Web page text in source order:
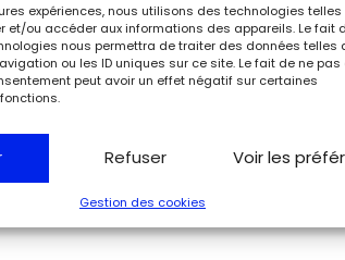
expériences, nous utilisons des technologies telles
et/ou accéder aux informations des appareils. Le fait
nous permettra de traiter des données telles
ou les ID uniques sur ce site. Le fait de ne
peut avoir un effet négatif sur certaines
Refuser Voir les
Gestion des cookies